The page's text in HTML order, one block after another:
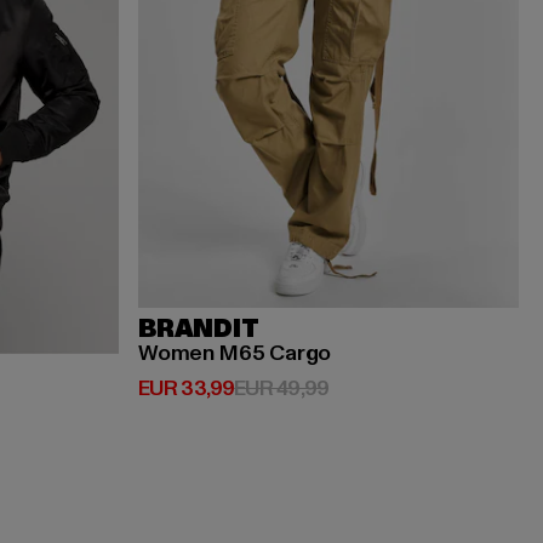
BRANDIT
Women M65 Cargo
EUR 33,99
Derzeitiger Preis: EUR 33,99
EUR 49,99Aktionspreis: EUR